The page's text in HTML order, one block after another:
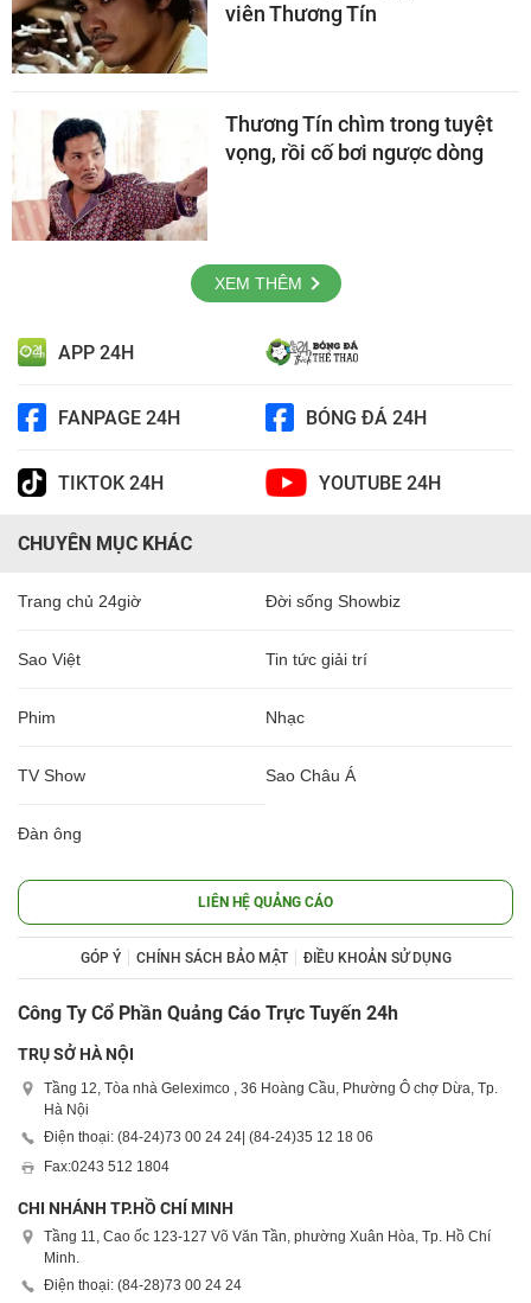
viên Thương Tín
Thương Tín chìm trong tuyệt
vọng, rồi cố bơi ngược dòng
XEM THÊM
APP 24H
FANPAGE 24H BÓNG ĐÁ 24H
TIKTOK 24H YOUTUBE 24H
CHUYÊN MỤC KHÁC
Trang chủ 24giờ Đời sống Showbiz
Sao Việt Tin tức giải trí
Phim Nhạc
TV Show Sao Châu Á
Đàn ông
LIÊN HỆ QUẢNG CÁO
GÓP Ý CHÍNH SÁCH BẢO MẬT ĐIỀU KHOẢN SỬ DỤNG
Công Ty Cổ Phần Quảng Cáo Trực Tuyến 24h
TRỤ SỞ HÀ NỘI
Tầng 12, Tòa nhà Geleximco , 36 Hoàng Cầu, Phường Ô chợ Dừa, Tp.
Hà Nội
Điện thoại: (84-24)73 00 24 24 | (84-24)35 12 18 06
Fax:0243 512 1804
CHI NHÁNH TP.HỒ CHÍ MINH
Tầng 11, Cao ốc 123-127 Võ Văn Tần, phường Xuân Hòa, Tp. Hồ Chí
Minh.
Điện thoại: (84-28)73 00 24 24